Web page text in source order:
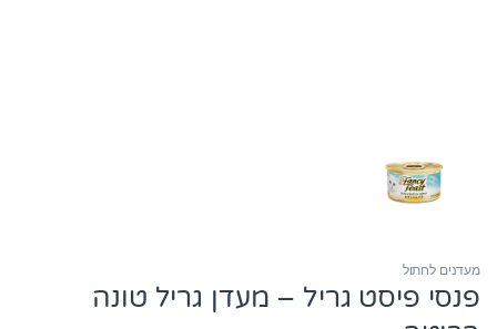
מעדנים לחתול
פנסי פיסט גריל – מעדן גריל טונה